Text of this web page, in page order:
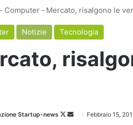
- Computer - Mercato, risalgono le
Notizie Tecnologia
Startup-news
Follow
Invia Febbraio 15,